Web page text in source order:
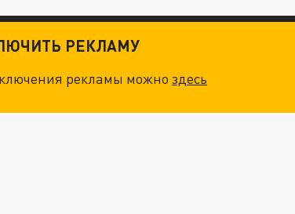
РЕКЛАМУ
рекламы можноздесь